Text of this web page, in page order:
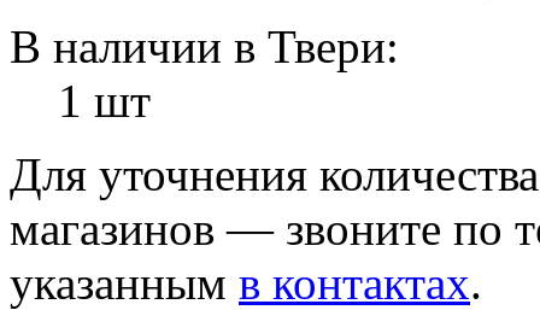
В наличии в Твери:
1 шт
Для уточнения
магазинов — звоните по
указанным в контактах.